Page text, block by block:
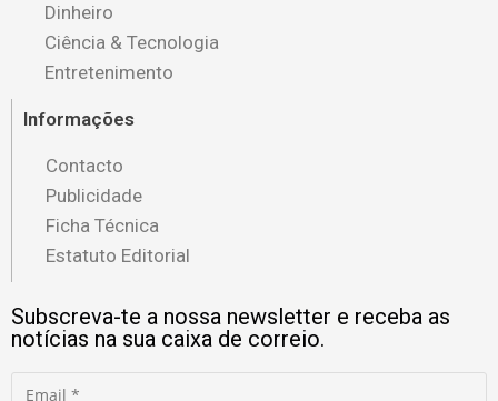
Dinheiro
Ciência & Tecnologia
Entretenimento
Informações
Contacto
Publicidade
Ficha Técnica
Estatuto Editorial
Subscreva-te a nossa newsletter e receba as
notícias na sua caixa de correio.